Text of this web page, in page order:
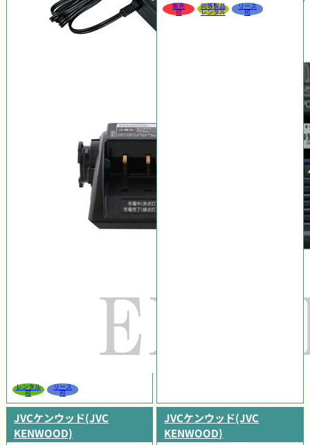
レンタル
可
リース
可
販売
可
同等製品
レンタル
リース
可
JVCケンウッド(JVC
KENWOOD)
JVCケンウッド(JVC
KENWOOD)